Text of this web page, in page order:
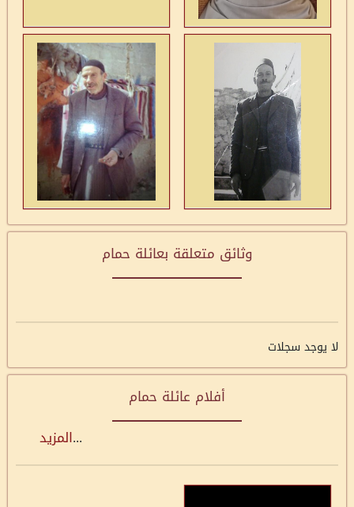
وثائق متعلقة بعائلة حمام
لا يوجد سجلات
أفلام عائلة حمام
...المزيد